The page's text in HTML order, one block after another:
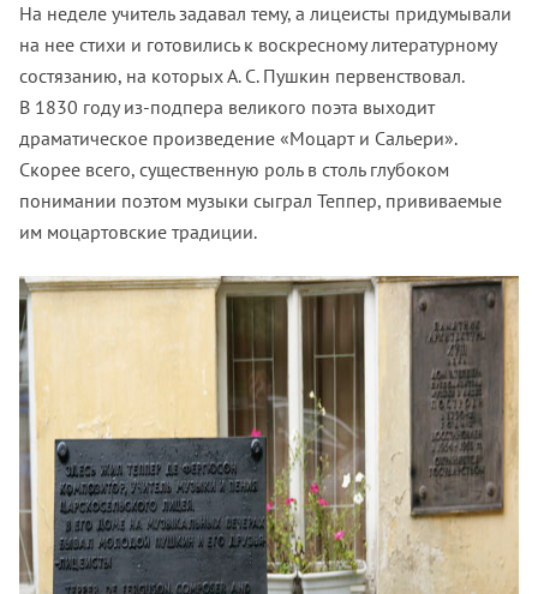
На неделе учитель задавал тему, а лицеисты придумывали
на нее стихи и готовились к воскресному литературному
состязанию, на которых А. С. Пушкин первенствовал.
В 1830 году из-подпера великого поэта выходит
драматическое произведение «Моцарт и Сальери».
Скорее всего, существенную роль в столь глубоком
понимании поэтом музыки сыграл Теппер, прививаемые
им моцартовские традиции.